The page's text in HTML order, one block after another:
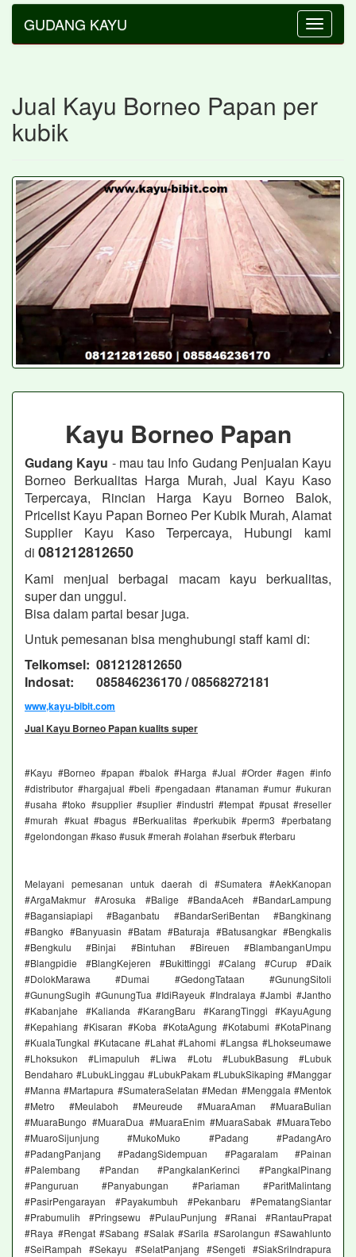
Toggle
GUDANG KAYU
Jual Kayu Borneo Papan per
kubik
Kayu Borneo Papan
Gudang Kayu - mau tau Info Gudang Penjualan Kayu
Borneo Berkualitas Harga Murah, Jual Kayu Kaso
Terpercaya, Rincian Harga Kayu Borneo Balok,
Pricelist Kayu Papan Borneo Per Kubik Murah, Alamat
Supplier Kayu Kaso Terpercaya, Hubungi kami
di 081212812650
Kami menjual berbagai macam kayu berkualitas,
super dan unggul.
Bisa dalam partai besar juga.
Untuk pemesanan bisa menghubungi staff kami di:
Telkomsel: 081212812650
Indosat: 085846236170 / 08568272181
www,kayu-bibit.com
Jual Kayu Borneo Papan kualits super
#Kayu #Borneo #papan #balok #Harga #Jual #Order #agen #info
#distributor #hargajual #beli #pengadaan #tanaman #umur #ukuran
#usaha #toko #supplier #suplier #industri #tempat #pusat #reseller
#murah #kuat #bagus #Berkualitas #perkubik #perm3 #perbatang
#gelondongan #kaso #usuk #merah #olahan #serbuk #terbaru
Melayani pemesanan untuk daerah di #Sumatera #AekKanopan
#ArgaMakmur #Arosuka #Balige #BandaAceh #BandarLampung
#Bagansiapiapi #Baganbatu #BandarSeriBentan #Bangkinang
#Bangko #Banyuasin #Batam #Baturaja #Batusangkar #Bengkalis
#Bengkulu #Binjai #Bintuhan #Bireuen #BlambanganUmpu
#Blangpidie #BlangKejeren #Bukittinggi #Calang #Curup #Daik
#DolokMarawa #Dumai #GedongTataan #GunungSitoli
#GunungSugih #GunungTua #IdiRayeuk #Indralaya #Jambi #Jantho
#Kabanjahe #Kalianda #KarangBaru #KarangTinggi #KayuAgung
#Kepahiang #Kisaran #Koba #KotaAgung #Kotabumi #KotaPinang
#KualaTungkal #Kutacane #Lahat #Lahomi #Langsa #Lhokseumawe
#Lhoksukon #Limapuluh #Liwa #Lotu #LubukBasung #Lubuk
Bendaharo #LubukLinggau #LubukPakam #LubukSikaping #Manggar
#Manna #Martapura #SumateraSelatan #Medan #Menggala #Mentok
#Metro #Meulaboh #Meureude #MuaraAman #MuaraBulian
#MuaraBungo #MuaraDua #MuaraEnim #MuaraSabak #MuaraTebo
#MuaroSijunjung #MukoMuko #Padang #PadangAro
#PadangPanjang #PadangSidempuan #Pagaralam #Painan
#Palembang #Pandan #PangkalanKerinci #PangkalPinang
#Panguruan #Panyabungan #Pariaman #ParitMalintang
#PasirPengarayan #Payakumbuh #Pekanbaru #PematangSiantar
#Prabumulih #Pringsewu #PulauPunjung #Ranai #RantauPrapat
#Raya #Rengat #Sabang #Salak #Sarila #Sarolangun #Sawahlunto
#SeiRampah #Sekayu #SelatPanjang #Sengeti #SiakSriIndrapura